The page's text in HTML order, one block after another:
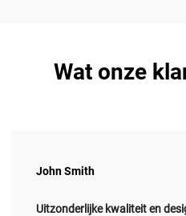
Wat onze
John Smith
Uitzonderlijke kwaliteit en